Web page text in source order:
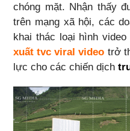
chóng mặt. Nhận thấy
trên mạng xã hội, các
khai thác loại hình
xuất tvc viral video trở
lực cho các chiến dịch